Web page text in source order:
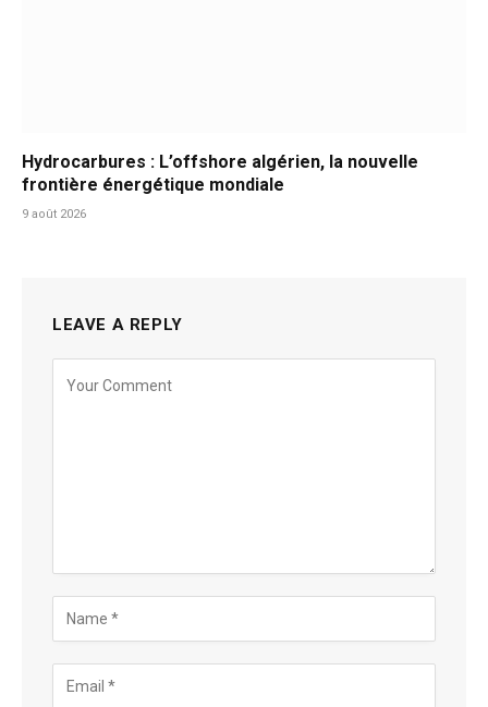
Hydrocarbures : L’offshore algérien, la nouvelle
frontière énergétique mondiale
9 août 2026
LEAVE A REPLY